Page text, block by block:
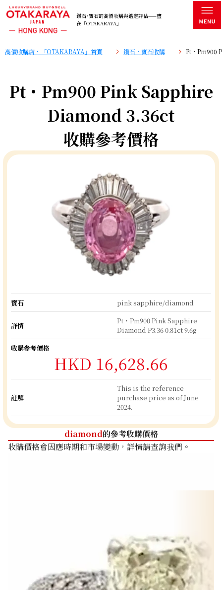
鑽石･寶石的高價收購與鑑定評估——盡
在「OTAKARAYA」
高價收購店・「OTAKARAYA」首頁 鑽石・寶石收購 Pt・Pm900
Pt・Pm900 Pink Sapphire
Diamond 3.36ct
收購參考價格
寶石 pink sapphire/diamond
詳情
Pt・Pm900 Pink Sapphire
Diamond P3.36 0.81ct 9.6g
收購參考價格
HKD 16,628.66
註解
This is the reference
purchase price as of June
2024.
diamond的參考收購價格
收購價格會因應時期和市場變動，詳情請查詢我們。